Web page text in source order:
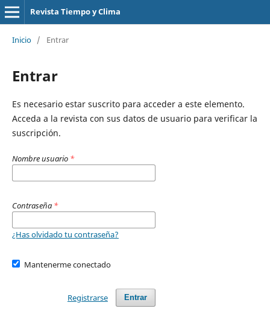
Revista Tiempo y Clima
Inicio / Entrar
Entrar
Es necesario estar suscrito para acceder a este elemento.
Acceda a la revista con sus datos de usuario para verificar la
suscripción.
Nombre usuario *
Contraseña *
¿Has olvidado tu contraseña?
Mantenerme conectado
Entrar
Registrarse